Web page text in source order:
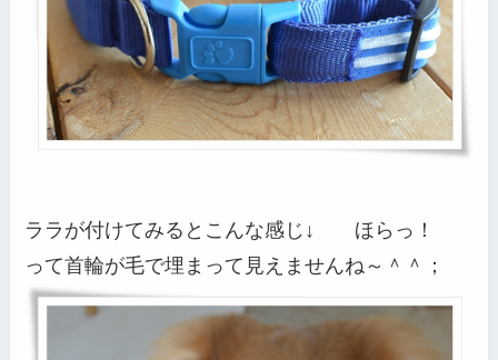
ララが付けてみるとこんな感じ↓ ほらっ！
って首輪が毛で埋まって見えませんね～＾＾；